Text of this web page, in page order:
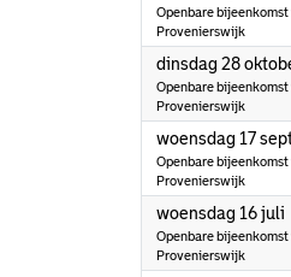
Openbare
Provenierswijk
dinsdag 28
Openbare
Provenierswijk
woensdag 17
Openbare
Provenierswijk
woensdag 16 juli
Openbare
Provenierswijk